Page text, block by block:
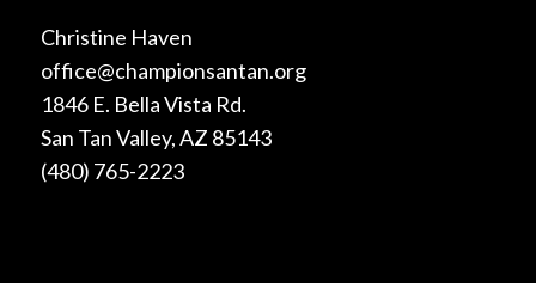
Christine Haven
office@championsantan.org
1846 E. Bella Vista Rd.
San Tan Valley, AZ 85143
(480) 765-2223